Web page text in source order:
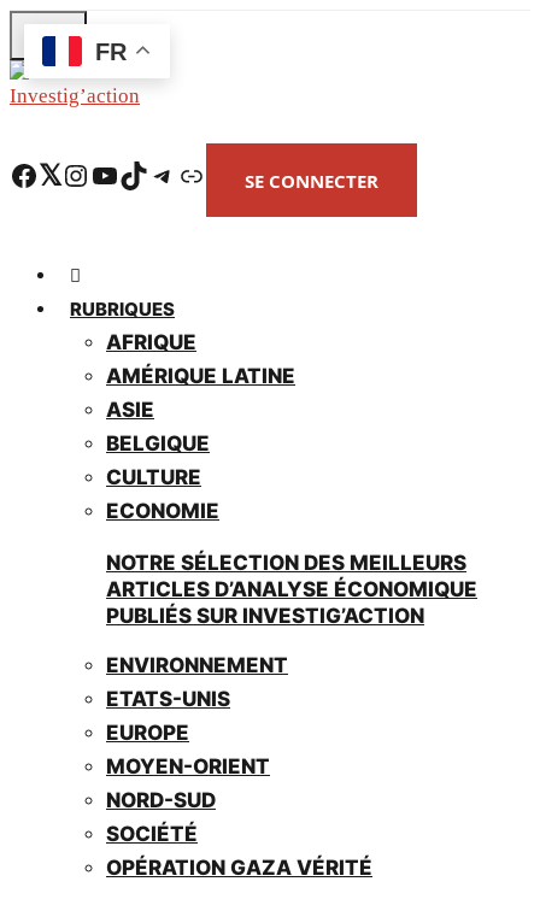
Skip
to
main
Facebook Twitter Instagram YouTube TikTok Telegram Lien SE CONNECTER
RUBRIQUES
AFRIQUE
AMÉRIQUE LATINE
ASIE
BELGIQUE
CULTURE
ECONOMIE
NOTRE SÉLECTION DES MEILLEURS
ARTICLES D’ANALYSE ÉCONOMIQUE
PUBLIÉS SUR INVESTIG’ACTION
ENVIRONNEMENT
ETATS-UNIS
EUROPE
MOYEN-ORIENT
NORD-SUD
SOCIÉTÉ
OPÉRATION GAZA VÉRITÉ
FR